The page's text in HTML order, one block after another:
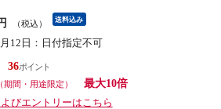
（税込） 送料込み
12日：日付指定不可
36
（期間・用途限定）
最大10倍
びエントリーはこちら